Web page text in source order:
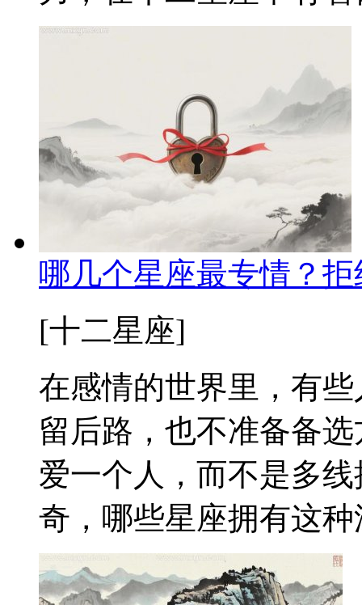
哪几个星座最专情？
[十二星座]
在感情的世界里，有
留后路，也不准备备
爱一个人，而不是多
奇，哪些星座拥有这